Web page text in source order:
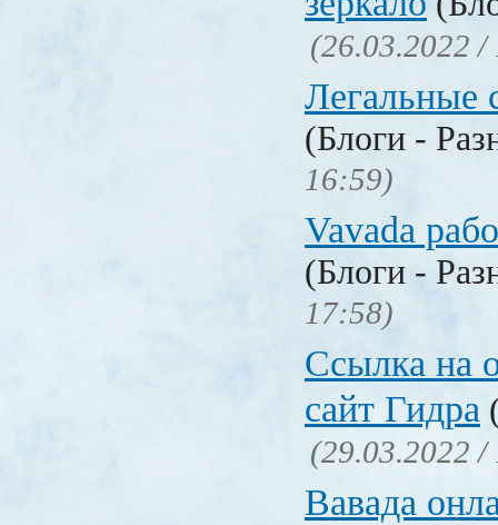
(26.03.2022 /
Легальные
(Блоги -
16:59)
Vavada
(Блоги -
17:58)
Ссылка на
сайт Гидра
(29.03.2022 /
Вавада